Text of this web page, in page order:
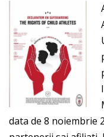
data de 8 noiembrie